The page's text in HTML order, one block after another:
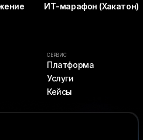
марафон (Хакатон) Кейс-
СЕРВИС
Платформа
Услуги
Кейсы